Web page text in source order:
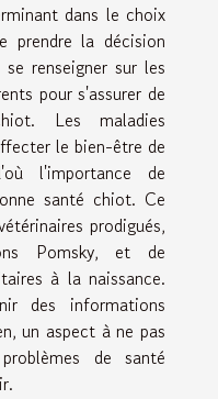
dans le choix
prendre la décision
renseigner sur les
pour s'assurer de
Les maladies
le bien-être de
l'importance de
santé chiot. Ce
prodigués,
Pomsky, et de
à la naissance.
des informations
un aspect à ne pas
de santé